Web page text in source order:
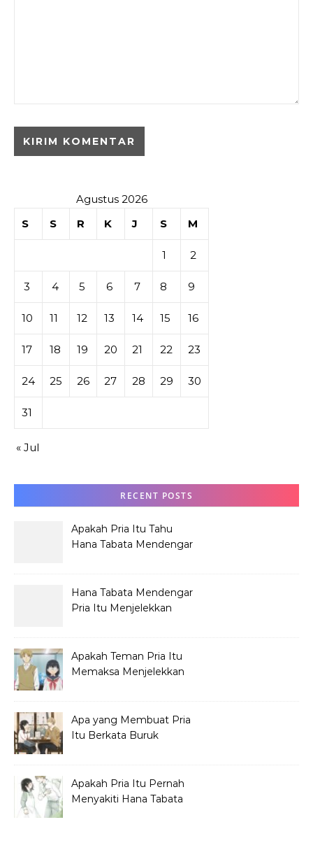
Agustus 2026
S
S R K J S M
1 2
3 4 5 6 7 8 9
10 11 12 13 14 15 16
17 18 19 20 21 22 23
24 25 26 27 28 29 30
31
« Jul
RECENT POSTS
Apakah Pria Itu Tahu
Hana Tabata Mendengar
Hana Tabata Mendengar
Pria Itu Menjelekkan
Apakah Teman Pria Itu
Memaksa Menjelekkan
Apa yang Membuat Pria
Itu Berkata Buruk
Apakah Pria Itu Pernah
Menyakiti Hana Tabata